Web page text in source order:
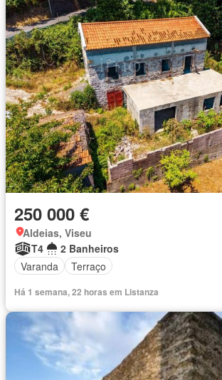
250 000 €
Aldeias, Viseu
T4
2 Banheiros
Varanda
Terraço
Há 1 semana, 22 horas em Listanza